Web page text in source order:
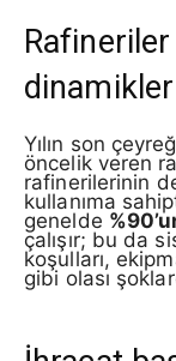
dinamikler
Yılın son
öncelik veren
rafinerilerinin
kullanıma
genelde
çalışır; bu da
koşulları,
gibi olası